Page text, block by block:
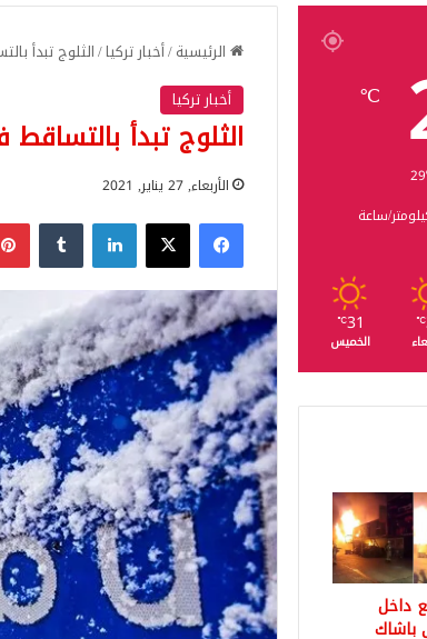
الرئيسية/أخبار تركيا/الثلوج تبدأ
أخبار تركيا
الثلوج تبدأ
الأربعاء, 27 يناير, 2021
فيسبوك‫X لينكدإن
℃
℃
31
℃
الخميس
داخل
باشاك